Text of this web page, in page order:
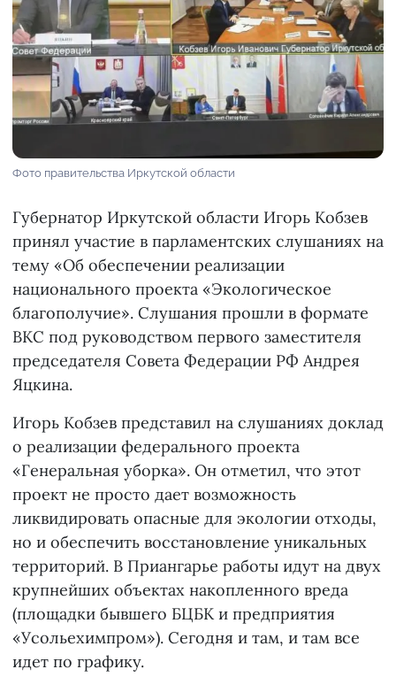
Фото правительства Иркутской области
Губернатор Иркутской области Игорь Кобзев
принял участие в парламентских слушаниях на
тему «Об обеспечении реализации
национального проекта «Экологическое
благополучие». Слушания прошли в формате
ВКС под руководством первого заместителя
председателя Совета Федерации РФ Андрея
Яцкина.
Игорь Кобзев представил на слушаниях доклад
о реализации федерального проекта
«Генеральная уборка». Он отметил, что этот
проект не просто дает возможность
ликвидировать опасные для экологии отходы,
но и обеспечить восстановление уникальных
территорий. В Приангарье работы идут на двух
крупнейших объектах накопленного вреда
(площадки бывшего БЦБК и предприятия
«Усольехимпром»). Сегодня и там, и там все
идет по графику.